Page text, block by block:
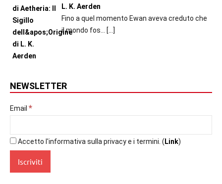
L. K. Aerden
Fino a quel momento Ewan aveva creduto che
il mondo fos...
[…]
NEWSLETTER
Email *
Accetto l'informativa sulla privacy e i termini. ( Link)